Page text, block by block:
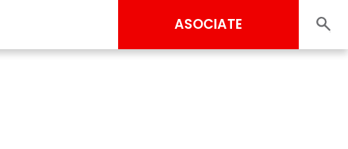
ASOCIATE